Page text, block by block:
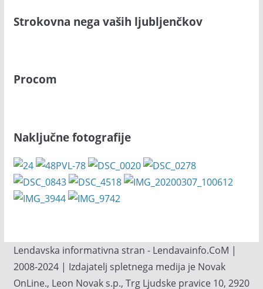
Strokovna nega vaših ljubljenčkov
Procom
Naključne fotografije
Lendavska informativna stran - Lendavainfo.CoM |
2008-2024 | Izdajatelj spletnega medija je Novak
OnLine., Leon Novak s.p., Trg Ljudske pravice 10, 2920